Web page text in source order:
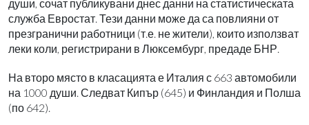
души, сочат публикувани днес данни на статистическата
служба Евростат. Тези данни може да са повлияни от
презгранични работници (т.е. не жители), които използват
леки коли, регистрирани в Люксембург, предаде БНР.
На второ място в класацията е Италия с 663 автомобили
на 1000 души. Следват Кипър (645) и Финландия и Полша
(по 642).